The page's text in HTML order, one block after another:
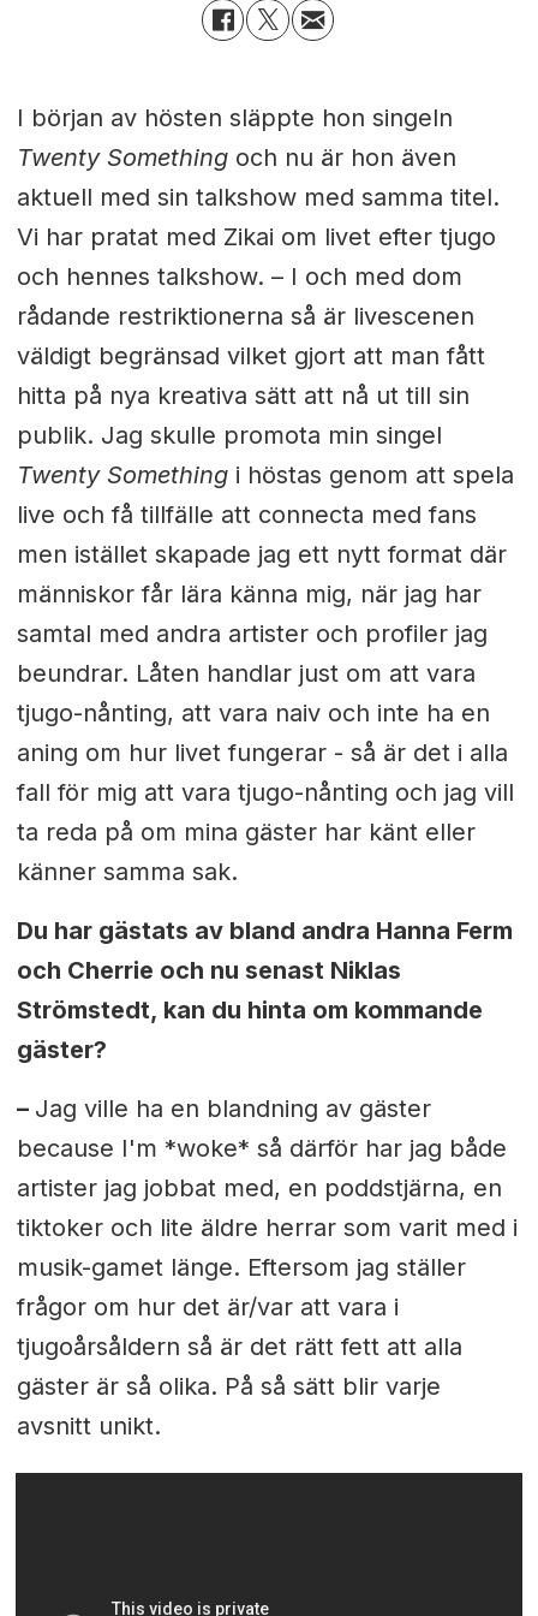
I början av hösten släppte hon singeln
Twenty Somethingoch nu är hon även
aktuell med sin talkshow med samma titel.
Vi har pratat med Zikai om livet efter tjugo
och hennes talkshow. – I och med dom
rådande restriktionerna så är livescenen
väldigt begränsad vilket gjort att man fått
hitta på nya kreativa sätt att nå ut till sin
publik. Jag skulle promota min singel
Twenty Somethingi höstas genom att spela
live och få tillfälle att connecta med fans
men istället skapade jag ett nytt format där
människor får lära känna mig, när jag har
samtal med andra artister och profiler jag
beundrar. Låten handlar just om att vara
tjugo-nånting, att vara naiv och inte ha en
aning om hur livet fungerar - så är det i alla
fall för mig att vara tjugo-nånting och jag vill
ta reda på om mina gäster har känt eller
känner samma sak.
Du har gästats av bland andra Hanna Ferm
och Cherrie och nu senast Niklas
Strömstedt, kan du hinta om kommande
gäster?
– Jag ville ha en blandning av gäster
because I'm *woke* så därför har jag både
artister jag jobbat med, en poddstjärna, en
tiktoker och lite äldre herrar som varit med i
musik-gamet länge. Eftersom jag ställer
frågor om hur det är/var att vara i
tjugoårsåldern så är det rätt fett att alla
gäster är så olika. På så sätt blir varje
avsnitt unikt.